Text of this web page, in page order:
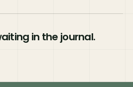
in the journal.